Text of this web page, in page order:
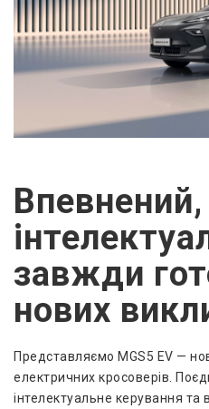
Впевнений,
завжди
нових
Представляємо MGS5 EV —
електричних кросоверів.
інтелектуальне керування та